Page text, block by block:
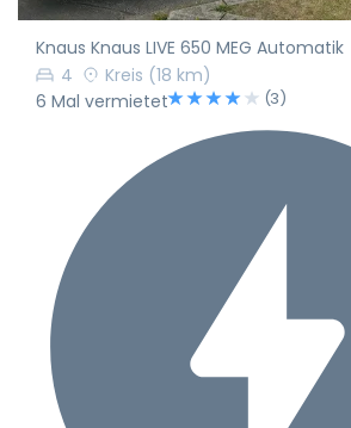
Knaus Knaus LIVE 650 MEG Automatik
4
Kreis (18 km)
6 Mal vermietet
(3)